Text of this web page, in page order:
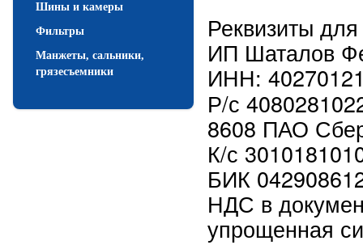
Реквизиты
ИП Шаталов
ИНН:
Р/с
8608 ПАО
К/с
БИК
НДС в
упрощенная
Шины и камеры
Фильтры
Манжеты, сальники,
грязесъемники